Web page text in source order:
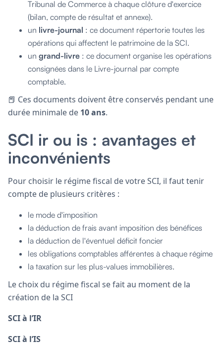
Tribunal de Commerce à chaque clôture d'exercice
(bilan, compte de résultat et annexe).
un livre-journal : ce document répertorie toutes les
opérations qui affectent le patrimoine de la SCI.
un grand-livre : ce document organise les opérations
consignées dans le Livre-journal par compte
comptable.
📕 Ces documents doivent être conservés pendant une
durée minimale de 10 ans.
SCI ir ou is : avantages et
inconvénients
Pour choisir le régime fiscal de votre SCI, il faut tenir
compte de plusieurs critères :
le mode d'imposition
la déduction de frais avant imposition des bénéfices
la déduction de l'éventuel déficit foncier
les obligations comptables afférentes à chaque régime
la taxation sur les plus-values immobilières.
Le choix du régime fiscal se fait au moment de la
création de la SCI
SCI à l’IR
SCI à l’IS